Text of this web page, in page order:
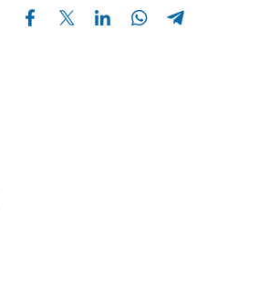
Compartir en Facebook Compartir en Twitter Compartir en Linkedin Compartir en Whatsapp